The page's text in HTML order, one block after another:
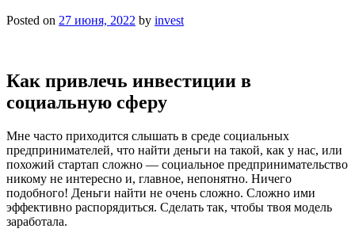
Posted on 27 июня, 2022 by invest
Как привлечь инвестиции в
социальную сферу
Мне часто приходится слышать в среде социальных
предпринимателей, что найти деньги на такой, как у нас, или
похожий стартап сложно — социальное предпринимательство
никому не интересно и, главное, непонятно. Ничего
подобного! Деньги найти не очень сложно. Сложно ими
эффективно распорядиться. Сделать так, чтобы твоя модель
заработала.